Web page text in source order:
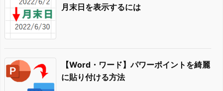
月末日を表示するには
【Word・ワード】パワーポイントを綺麗
に貼り付ける方法